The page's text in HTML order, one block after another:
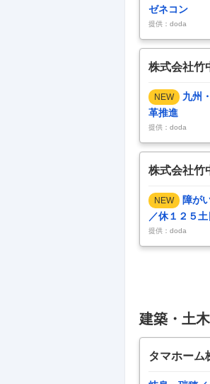
ゼネコン
提供：doda
株式会社竹
NEW
九州
革推進
提供：doda
株式会社竹
NEW
障が
／休１２５
提供：doda
建築・土
タマホーム